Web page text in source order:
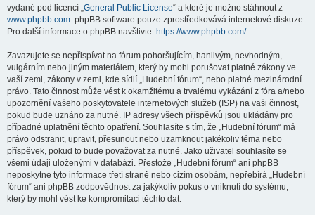
vydané pod licencí „General Public License“ a které je možno stáhnout z
www.phpbb.com. phpBB software pouze zprostředkovává internetové diskuze.
Pro další informace o phpBB navštivte: https://www.phpbb.com/.
Zavazujete se nepřispívat na fórum pohoršujícím, hanlivým, nevhodným,
vulgárním nebo jiným materiálem, který by mohl porušovat platné zákony ve
vaší zemi, zákony v zemi, kde sídlí „Hudební fórum“, nebo platné mezinárodní
právo. Tato činnost může vést k okamžitému a trvalému vykázání z fóra a/nebo
upozornění vašeho poskytovatele internetových služeb (ISP) na vaši činnost,
pokud bude uznáno za nutné. IP adresy všech příspěvků jsou ukládány pro
případné uplatnění těchto opatření. Souhlasíte s tím, že „Hudební fórum“ má
právo odstranit, upravit, přesunout nebo uzamknout jakékoliv téma nebo
příspěvek, pokud to bude považovat za nutné. Jako uživatel souhlasíte se
všemi údaji uloženými v databázi. Přestože „Hudební fórum“ ani phpBB
neposkytne tyto informace třetí straně nebo cizím osobám, nepřebírá „Hudební
fórum“ ani phpBB zodpovědnost za jakýkoliv pokus o vniknutí do systému,
který by mohl vést ke kompromitaci těchto dat.